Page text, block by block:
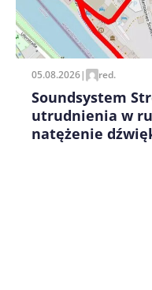
Zapamiętaj moje
pisania kolejnych
05.08.2026| red.
Soundsystem
utrudnienia w
natężenie